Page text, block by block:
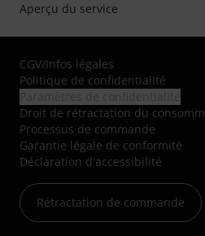
Aperçu du service
CGV/Infos légales
Politique de confidentialité
Droit de rétractation du
Processus de commande
Garantie légale de conformité
Déclaration d'accessibilité
Rétractation de commande